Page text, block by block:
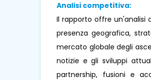
Analisi competitiva:
Il rapporto offre un'analisi
presenza geografica,
mercato globale degli
notizie e gli sviluppi
partnership, fusioni e